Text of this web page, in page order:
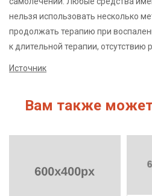
нельзя использовать несколько
продолжать терапию при
к длительной терапии, отсутствию
Источник
Вам также может